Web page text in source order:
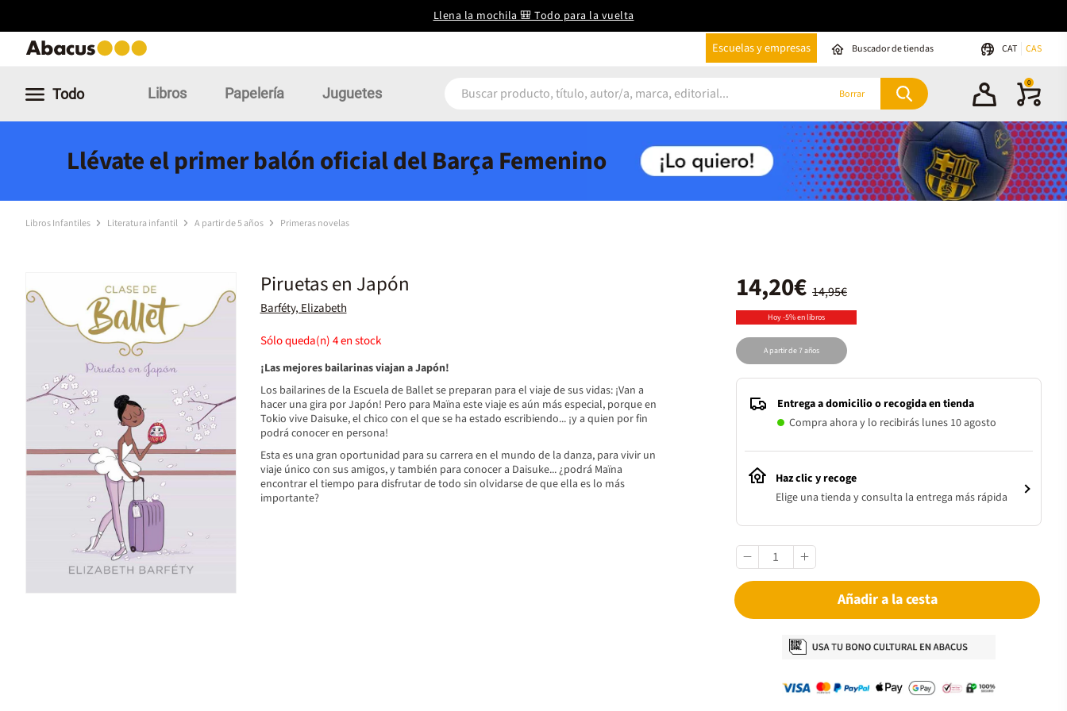
Llena la mochila 🎒 Todo para la vuelta
Escuelas y empresas Buscador de tiendas CAT CAS
Todo Libros Papelería Juguetes Borrar
0
Llévate el primer balón oficial del Barça Femenino
Libros Infantiles Literatura infantil A partir de 5 años Primeras novelas
Piruetas en Japón
Barféty, Elizabeth
Sólo queda(n)4en stock
¡Las mejores bailarinas viajan a Japón!
Los bailarines de la Escuela de Ballet se preparan para el viaje de sus vidas: ¡Van a
hacer una gira por Japón! Pero para Maïna este viaje es aún más especial, porque en
Tokio vive Daisuke, el chico con el que se ha estado escribiendo... ¡y a quien por fin
podrá conocer en persona!
Esta es una gran oportunidad para su carrera en el mundo de la danza, para vivir un
viaje único con sus amigos, y también para conocer a Daisuke... ¿podrá Maïna
encontrar el tiempo para disfrutar de todo sin olvidarse de que ella es lo más
importante?
14,95€
14,20€
Hoy -5% en libros
A partir de 7 años
Entrega a domicilio o recogida en tienda
Compra ahora y lo recibirás lunes 10 agosto
Haz clic y recoge
Elige una tienda y consulta la entrega más rápida
Añadir a la cesta